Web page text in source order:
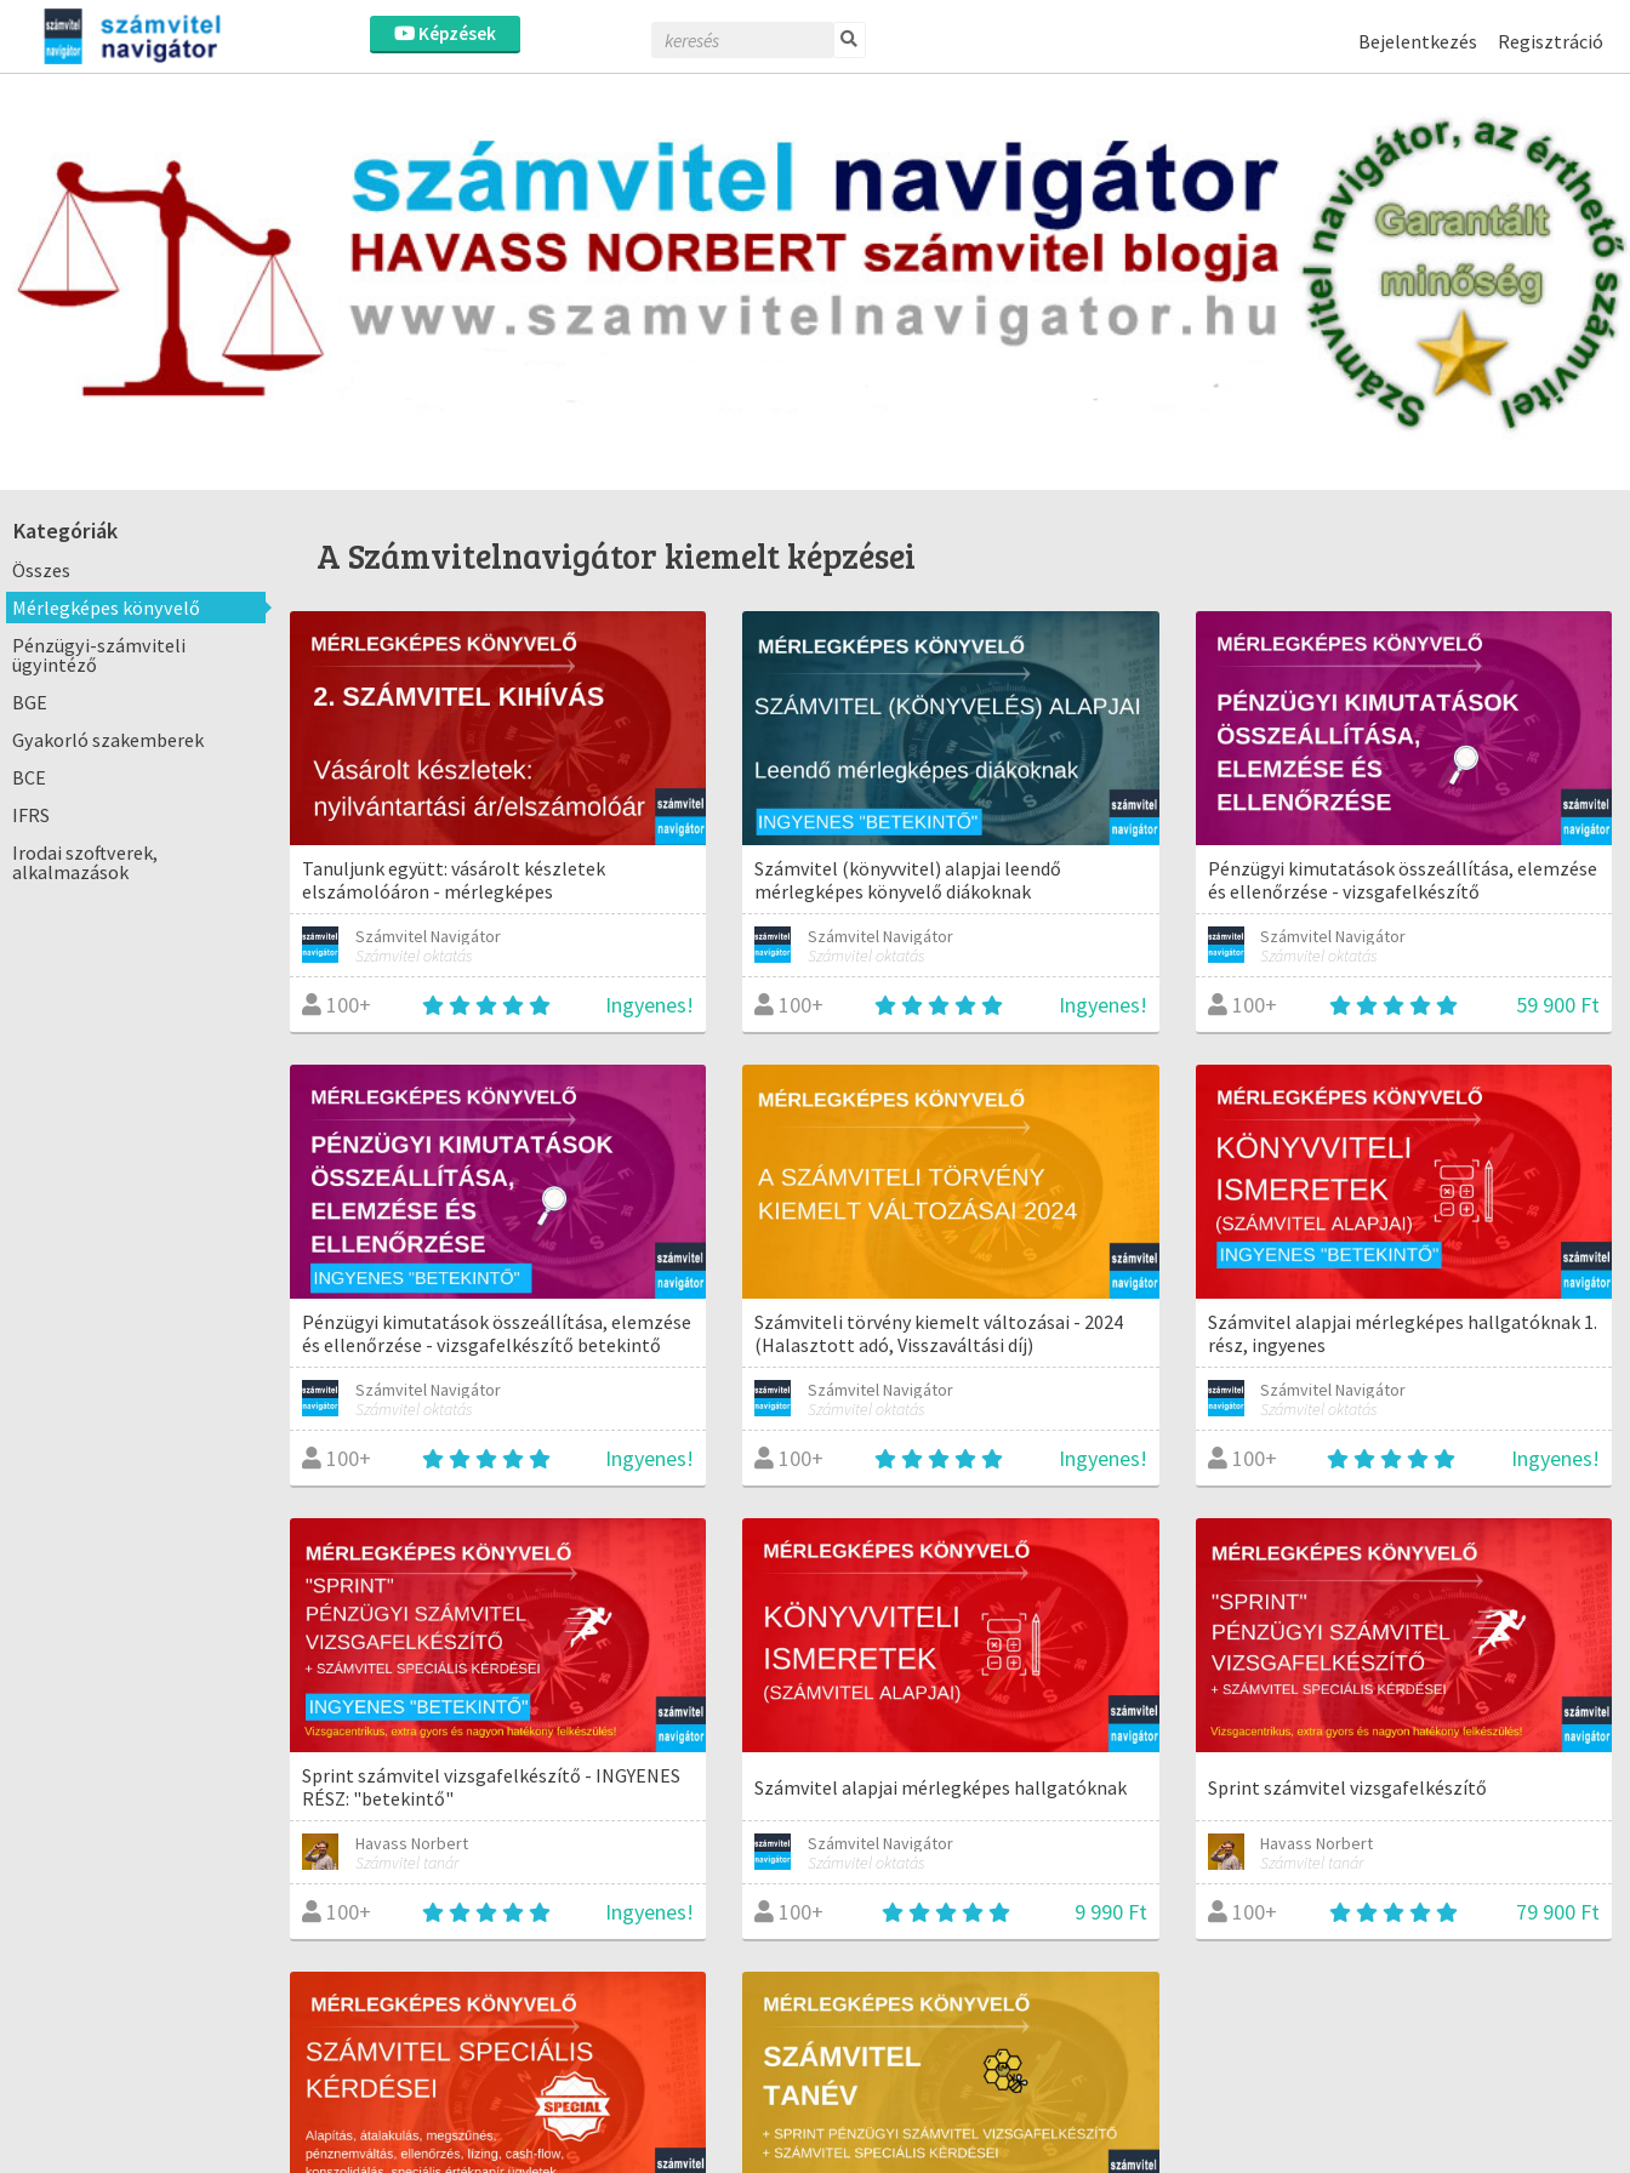
Képzések Bejelentkezés Regisztráció
Kategóriák
Összes
Mérlegképes könyvelő
Pénzügyi-számviteli
ügyintéző
BGE
Gyakorló szakemberek
BCE
IFRS
Irodai szoftverek,
alkalmazások
A Számvitelnavigátor kiemelt képzései
Tanuljunk együtt: vásárolt készletek
elszámolóáron - mérlegképes
Számvitel Navigátor
Számvitel oktatás
100+ Ingyenes!
Számvitel (könyvvitel) alapjai leendő
mérlegképes könyvelő diákoknak
Számvitel Navigátor
Számvitel oktatás
100+ Ingyenes!
Pénzügyi kimutatások összeállítása, elemzése
és ellenőrzése - vizsgafelkészítő
Számvitel Navigátor
Számvitel oktatás
100+ 59 900 Ft
Pénzügyi kimutatások összeállítása, elemzése
és ellenőrzése - vizsgafelkészítő betekintő
Számvitel Navigátor
Számvitel oktatás
100+ Ingyenes!
Számviteli törvény kiemelt változásai - 2024
(Halasztott adó, Visszaváltási díj)
Számvitel Navigátor
Számvitel oktatás
100+ Ingyenes!
Számvitel alapjai mérlegképes hallgatóknak 1.
rész, ingyenes
Számvitel Navigátor
Számvitel oktatás
100+ Ingyenes!
Sprint számvitel vizsgafelkészítő - INGYENES
RÉSZ: "betekintő"
Havass Norbert
Számvitel tanár
100+ Ingyenes!
Számvitel alapjai mérlegképes hallgatóknak
Számvitel Navigátor
Számvitel oktatás
100+ 9 990 Ft
Sprint számvitel vizsgafelkészítő
Havass Norbert
Számvitel tanár
100+ 79 900 Ft